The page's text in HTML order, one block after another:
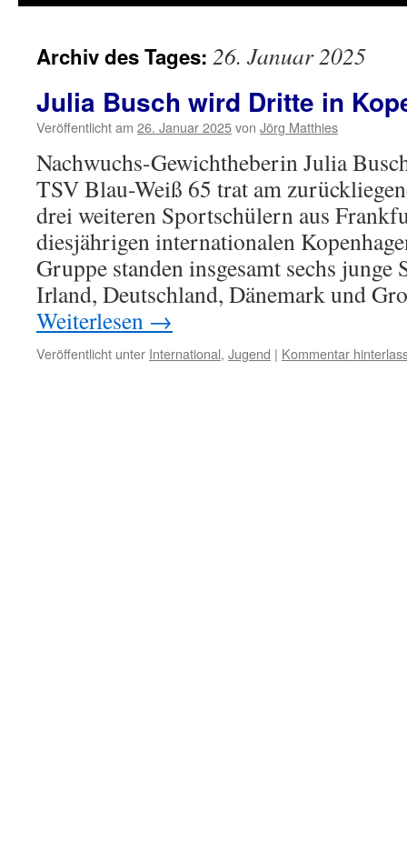
Archiv des Tages: 26. Januar 2025
Julia Busch wird Dritte in
Veröffentlicht am 26. Januar 2025von Jörg Matthies
Nachwuchs-Gewichtheberin Julia
TSV Blau-Weiß 65 trat am
drei weiteren Sportschülern aus
diesjährigen internationalen
Gruppe standen insgesamt sechs junge
Irland, Deutschland, Dänemark und
Weiterlesen →
Veröffentlicht unter International, Jugend | Kommentar